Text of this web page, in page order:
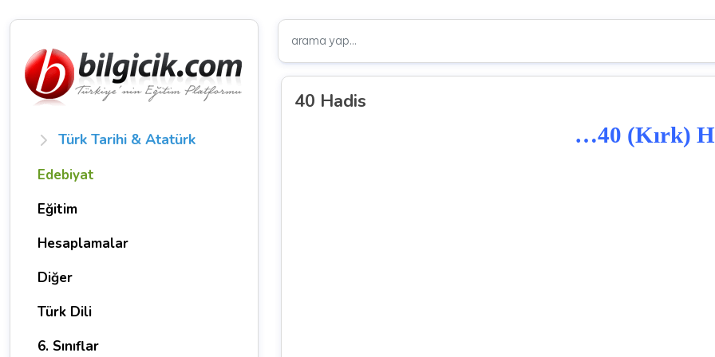
Türk Tarihi & Atatürk
Edebiyat
Eğitim
Hesaplamalar
Diğer
Türk Dili
6. Sınıflar
40 Hadis
…40 (Kırk)